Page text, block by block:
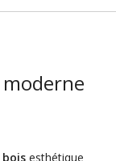
esthétique